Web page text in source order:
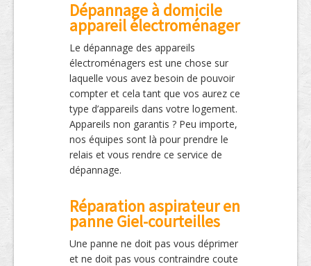
Dépannage à domicile
appareil électroménager
Le dépannage des appareils
électroménagers est une chose sur
laquelle vous avez besoin de pouvoir
compter et cela tant que vos aurez ce
type d’appareils dans votre logement.
Appareils non garantis ? Peu importe,
nos équipes sont là pour prendre le
relais et vous rendre ce service de
dépannage.
Réparation aspirateur en
panne Giel-courteilles
Une panne ne doit pas vous déprimer
et ne doit pas vous contraindre coute